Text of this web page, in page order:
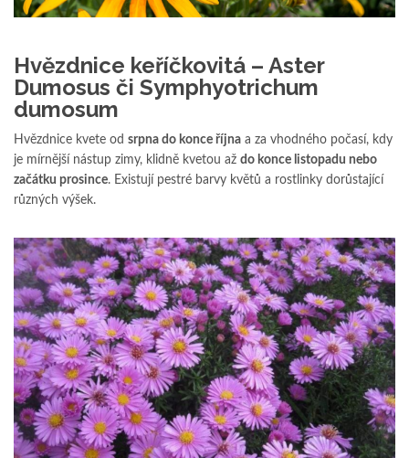
Hvězdnice keříčkovitá – Aster
Dumosus či Symphyotrichum
dumosum
Hvězdnice kvete od srpna do konce října a za vhodného počasí, kdy
je mírnější nástup zimy, klidně kvetou až do konce listopadu nebo
začátku prosince. Existují pestré barvy květů a rostlinky dorůstající
různých výšek.